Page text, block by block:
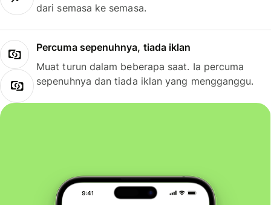
dari semasa ke semasa.
Percuma sepenuhnya, tiada iklan
Muat turun dalam beberapa saat. Ia percuma
sepenuhnya dan tiada iklan yang mengganggu.